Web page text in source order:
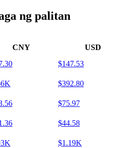
ng palitan
CNY USD
$147.53
$392.80
$75.97
$44.58
$1.19K